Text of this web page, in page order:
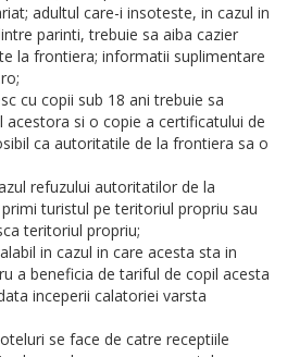
adultul care-i insoteste, in cazul in
parinti, trebuie sa aiba cazier
la frontiera; informatii suplimentare
cu copii sub 18 ani trebuie sa
acestora si o copie a certificatului de
ca autoritatile de la frontiera sa o
refuzului autoritatilor de la
turistul pe teritoriul propriu sau
teritoriul propriu;
in cazul in care acesta sta in
a beneficia de tariful de copil acesta
inceperii calatoriei varsta
se face de catre receptiile